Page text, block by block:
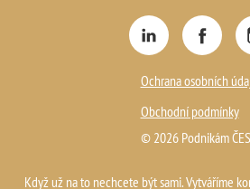
Ochrana osobních
Obchodní podmínky
© 2026 Podnikám
Když už na to nechcete být sami. Vytváříme